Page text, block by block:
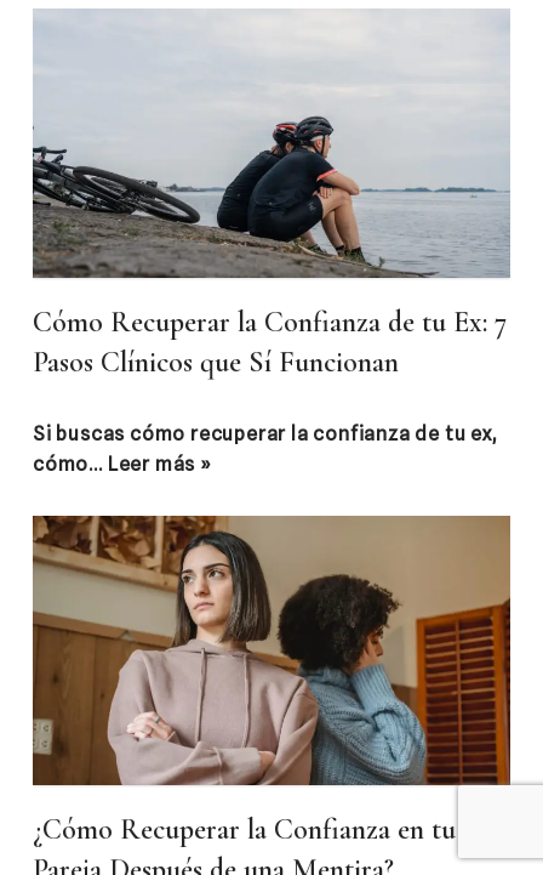
Cómo Recuperar la Confianza de tu Ex: 7
Pasos Clínicos que Sí Funcionan
Si buscas cómo recuperar la confianza de tu ex,
cómo… Leer más »
¿Cómo Recuperar la Confianza en tu